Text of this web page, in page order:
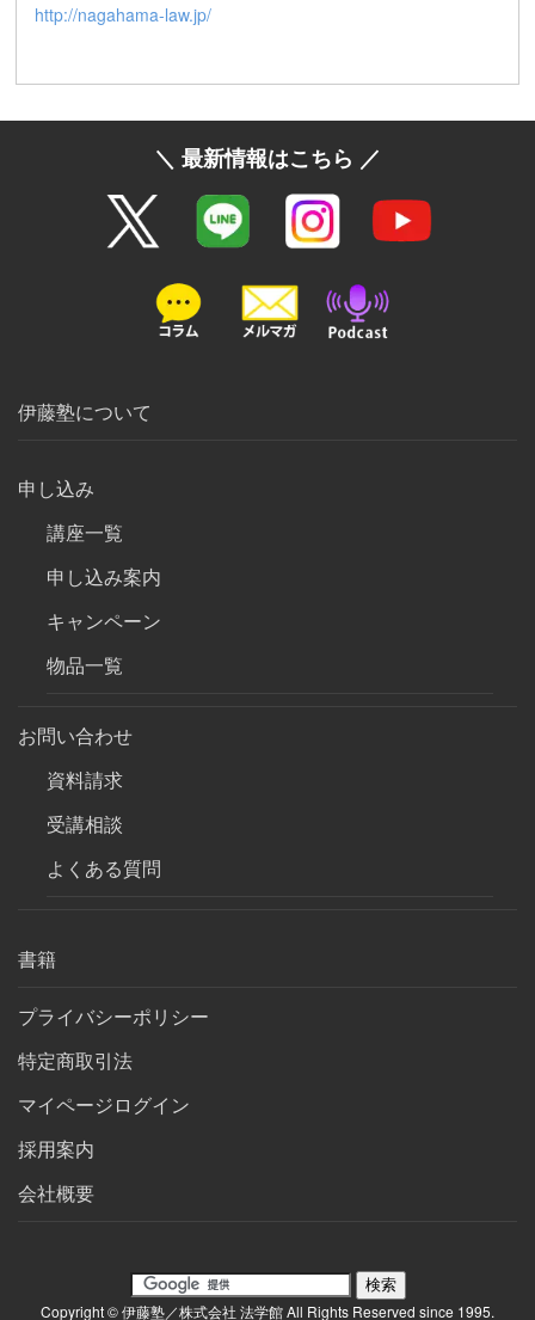
http://nagahama-law.jp/
＼ 最新情報はこちら ／
伊藤塾について
申し込み
講座一覧
申し込み案内
キャンペーン
物品一覧
お問い合わせ
資料請求
受講相談
よくある質問
書籍
プライバシーポリシー
特定商取引法
マイページログイン
採用案内
会社概要
Copyright © 伊藤塾／株式会社 法学館 All Rights Reserved since 1995.